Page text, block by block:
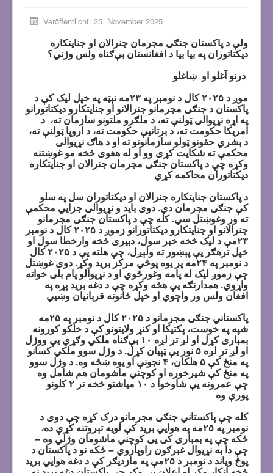
Veröffentlicht: 25. November 2025
ولې د پاکستان جنګی مجرمان جنرالان او جنايتکاره
ديکتاتوران په بيا بيا د افغانستان بې‌ګناه ولس وژني؟
موږ د ۲۰۲۵ کال د نومبر په ۲۳مه نېټه په خپل لیک کې د
پاکستان د جنګی مجرمانو جنرالانو او جنايتکارو ديکتاتورانو
په اړه نړیوالی ټولنې ته، د ملګرو ملتونو سازمان ته، د
امريکا حکومت ته، د برتانيې حکومت ته، د اروپا ټولنې ته،
د بشري حقونو ټولو سازمانونو ته او د هاګ نړيوالی
محکمې ته شکايت کړی وو او له هغوی څخه مو غوښتنه
وکړه چې د پاکستان جنګی مجرمان جنرالان او جنايتکاره
ديکتاتوران محاکمه کړي
د پاکستان جنايتکاره جنرالان او ديکتاتوران سل په سلو
کې جنګی مجرمان دي. دوی باید و نړيوالی جزايي محکمې
ته ور وغوښتل سي. کله چې د پاکستان جنګی مجرمانو
جنرالانو او جنايتکارو ديکتاتورانو زموږ د ۲۰۲۵ کال د نومبر
۲۳مې د لیک څخه خبر سول، دبیری څخه وارخطا سول او
خپل ترهګر يې پېښور ته ولېږل، چې هلته يې د ۲۰۲۵ کال
د نومبر په ۲۴مه پر يوه پوځي مرکز برید وکړ. دوی غوښتل
چې زموږ لیک له پامه وغورځوي او د نړیوالو پام بلی خواته
واړوي. همدارنګه یې هڅه وکړه چې د دغه برید پړه په
افغان ولس ور واچوي او خپل ځانونه قربانيان وښيي
پاکستاني جنګی مجرمانو د ۲۰۲۵ کال د نومبر په ۲۵مه
شپه په خوست، پکتیکا او کنړ ولایتونو کې د خلکو کورونه
بمباری کړل او لږ تر لږه ۱۰ بې‌ګناه ملکي وګړي یې ووژل
او لږ تر لږه ۵ نور یې ټپیان کړل. د وژل سوو ملکي کسانو
په منځ کې ۵ هلکان، ۴ نجونې او یوه ښځه وه. د وژل سوو
په منځ کې شيرخوره او کوچني ماشومان هم شامل وه
چې عمرونه یې شاوخوا د ۱۰ مياشتو څخه تر ۲ کلونو
پورې وه
کله چې پاکستاني جنګی مجرمانو درک کړه چې دوی د
نومبر په ۲۵مه په هوايي برید کې لویه تېروتنه کړې ده،
ځکه چې په بمباری کی یی کوچني ماشومان وژلي وه –
چې دا به نړیوال غبرګون راوپاروي – ځکه نو د پاکستان د
پوځ ویاند د نومبر د ۲۵مې په مازدیګر کې د دغه هوايي برید